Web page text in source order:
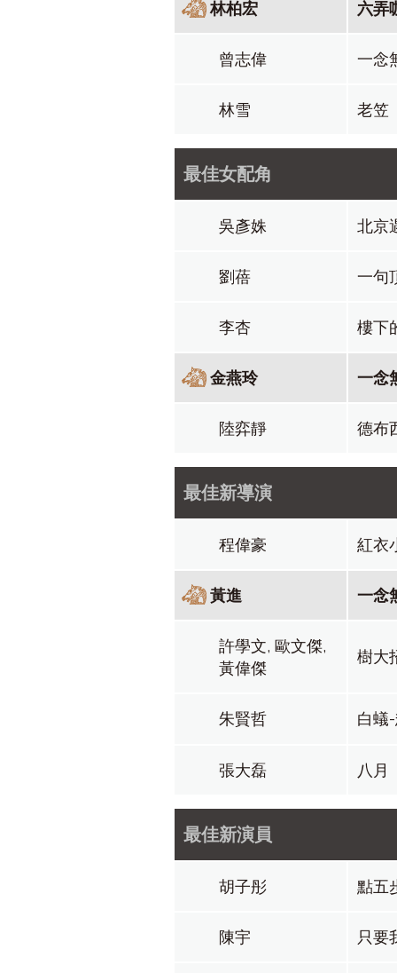
林柏宏 六弄
曾志偉 一念
林雪 老笠
最佳女配角
吳彥姝 北京
劉蓓 一句
李杏 樓下
金燕玲 一念
陸弈靜 德布
最佳新導演
程偉豪 紅衣
黃進 一念
許學文, 歐文傑,
黃偉傑
樹大
朱賢哲 白蟻
張大磊 八月
最佳新演員
胡子彤 點五
陳宇 只要